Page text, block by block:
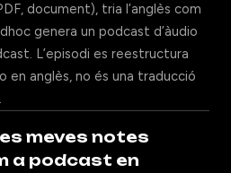
document), tria l’anglès com
genera un podcast d’àudio
L’episodi es reestructura
en anglès, no és una traducció
meves notes
a podcast en